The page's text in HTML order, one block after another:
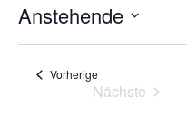
Anstehende
VorherigeVeranstaltungen
Nächste